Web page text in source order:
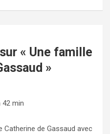
« Une famille
»
42 min
Catherine de Gassaud avec